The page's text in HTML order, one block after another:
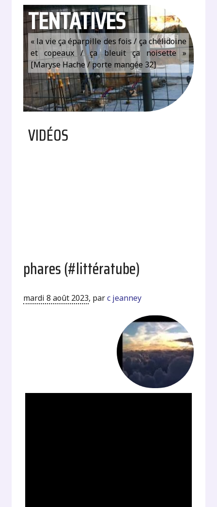
TENTATIVES
« la vie ça éparpille des fois / ça chélidoine
et copeaux / ça bleuit ça noisette »
[Maryse Hache / porte mangée 32]
VIDÉOS
phares (#littératube)
mardi 8 août 2023, parc jeanney